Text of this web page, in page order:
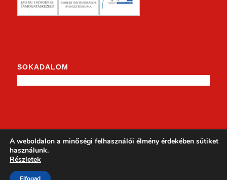
SOKADALOM
A weboldalon a minőségi felhasználói élmény érdekében sütiket
használunk.
Részletek